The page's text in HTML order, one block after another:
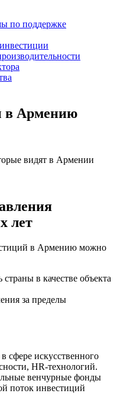
по поддержке
в Армению
видят в Армении
лет
в Армению можно
в качестве объекта
за пределы
сфере искусственного
HR-технологий.
венчурные фонды
поток инвестиций